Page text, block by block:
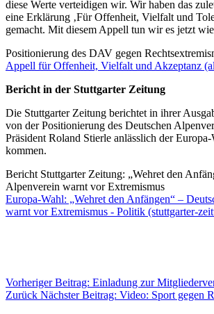
diese Werte verteidigen wir. Wir haben das
eine Erklärung ‚Für Offenheit, Vielfalt und
gemacht. Mit diesem Appell tun wir es jetzt
Positionierung des DAV gegen
Appell für Offenheit, Vielfalt und Akzeptanz
Bericht in der Stuttgarter Zeitung
Die Stuttgarter Zeitung berichtet in ihrer
von der Positionierung des Deutschen
Präsident Roland Stierle anlässlich der
kommen.
Bericht Stuttgarter Zeitung: „Wehret den
Alpenverein warnt vor Extremismus
Europa-Wahl: „Wehret den Anfängen“ –
warnt vor Extremismus - Politik (stuttgarter-
Vorheriger Beitrag: Einladung zur
Zurück Nächster Beitrag: Video: Sport gegen